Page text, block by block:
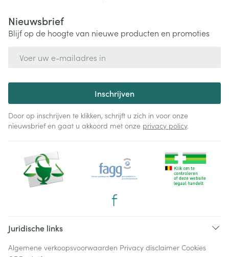
Nieuwsbrief
Blijf op de hoogte van nieuwe producten en promoties
Inschrijven
Door op inschrijven te klikken, schrijft u zich in voor onze
nieuwsbrief en gaat u akkoord met onze privacy policy.
Juridische links
Algemene verkoopsvoorwaarden Privacy disclaimer Cookies